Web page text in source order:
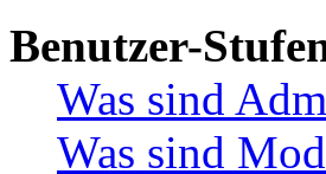
Benutzer-
Was sind
Was sind